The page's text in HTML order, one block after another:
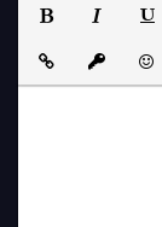
Insert Link
Insert